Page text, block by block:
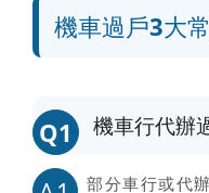
機車過戶3大
Q1 機車行代辦
部分車行或代